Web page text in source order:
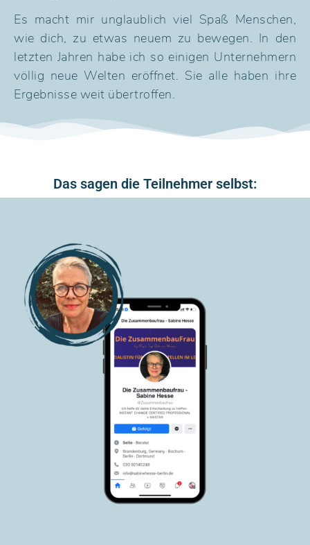
Es macht mir unglaublich viel Spaß Menschen,
wie dich, zu etwas neuem zu bewegen. In den
letzten Jahren habe ich so einigen Unternehmern
völlig neue Welten eröffnet. Sie alle haben ihre
Ergebnisse weit übertroffen.
Das sagen die Teilnehmer selbst: